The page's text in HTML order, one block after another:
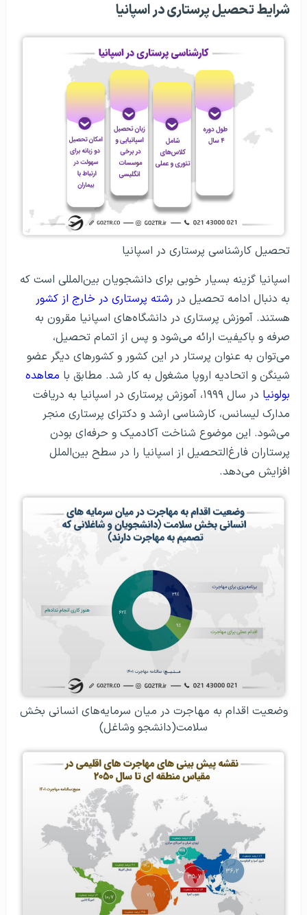
شرایط تحصیل پرستاری در اسپانیا
تحصیل کارشناسی پرستاری در اسپانیا
اسپانیا گزینه بسیار خوبی برای دانشجویان بین‌المللی است که
به دنبال ادامه تحصیل در رشته پرستاری در خارج از کشور
هستند. آموزش پرستاری در دانشگاه‌های اسپانیا مقرون به
صرفه و باکیفیت ارائه می‌شود و پس از اتمام تحصیل،
می‌توان به عنوان پرستار در این کشور و کشورهای دیگر عضو
شینگن و اتحادیه اروپا مشغول به کار شد. مطابق با معاهده
بولونیا
در سال ۱۹۹۹، آموزش پرستاری در اسپانیا به دریافت
مدارک لیسانس، کارشناسی ارشد و دکترای پرستاری منجر
می‌شود. این موضوع شناخت آکادمیک و حرفه‌ای بودن
پرستاران فارغ‌التحصیل از اسپانیا را در سطح بین‌الملل
افزایش می‌دهد.
وضعیت اقدام به مهاجرت در میان سرمایه‌های انسانی بخش
سلامت(دانشجو وشاغل)